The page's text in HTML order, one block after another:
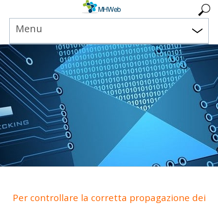
Menu
Per controllare la corretta propagazione dei